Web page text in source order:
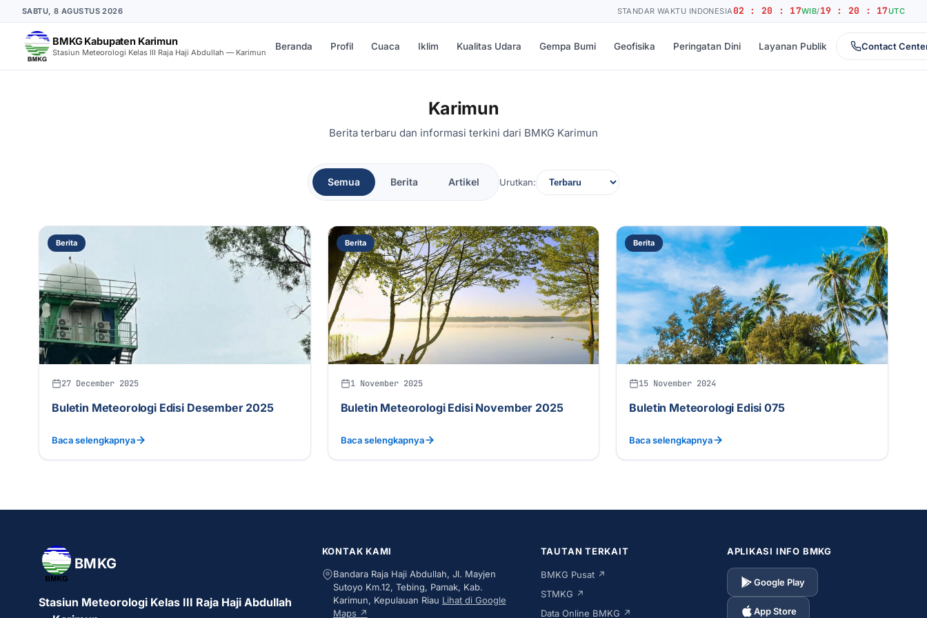
SABTU, 8 AGUSTUS 2026 STANDAR WAKTU INDONESIA02 : 20 : 17WIB/19 : 20 : 17UTC
BMKG Kabupaten Karimun
Stasiun Meteorologi Kelas III Raja Haji Abdullah — Karimun
Beranda Profil Cuaca Iklim Kualitas Udara Gempa Bumi Geofisika Peringatan Dini Layanan Publik Contact
Karimun
Berita terbaru dan informasi terkini dari BMKG Karimun
Semua Berita Artikel Urutkan:
Berita
27 December 2025
Buletin Meteorologi Edisi Desember 2025
Baca selengkapnya
Berita
1 November 2025
Buletin Meteorologi Edisi November 2025
Baca selengkapnya
Berita
15 November 2024
Buletin Meteorologi Edisi 075
Baca selengkapnya
BMKG
Stasiun Meteorologi Kelas III Raja Haji Abdullah
KONTAK KAMI
Bandara Raja Haji Abdullah, Jl. Mayjen
Sutoyo Km.12, Tebing, Pamak, Kab.
Karimun, Kepulauan Riau Lihat di Google
Maps ↗
TAUTAN TERKAIT
BMKG Pusat ↗
STMKG ↗
Data Online BMKG ↗
APLIKASI INFO BMKG
Google Play
App Store